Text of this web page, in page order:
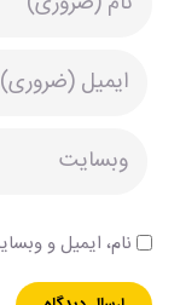
نام، ایمیل و